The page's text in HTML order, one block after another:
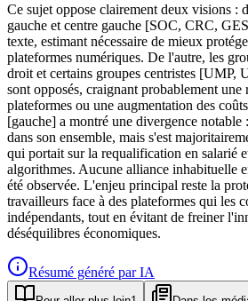
Ce sujet oppose clairement deux visions :
gauche et centre gauche [SOC, CRC,
texte, estimant nécessaire de mieux
plateformes numériques. De l'autre, les
droit et certains groupes centristes
sont opposés, craignant probablement
plateformes ou une augmentation des
[gauche] a montré une divergence
dans son ensemble, mais s'est
qui portait sur la requalification en salarié
algorithmes. Aucune alliance inhabituelle
été observée. L'enjeu principal reste la
travailleurs face à des plateformes qui les
indépendants, tout en évitant de freiner
déséquilibres économiques.
Résumé généré par IA